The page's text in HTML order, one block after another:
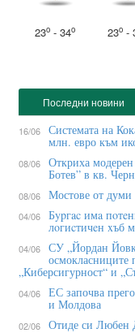
23o - 34o 23o -
Последни новини
16/06 Системата на
млн. евро към
08/06 Откриха
Ботев” в кв.
08/06 Мостове от думи
04/06 Бypгac имa
лoгиcтичeн xъб
04/06 СУ „Йордан
осмокласниците
„Киберсигурност“ и
04/06 ЕС започва
и Молдова
02/06 Отиде си Любен